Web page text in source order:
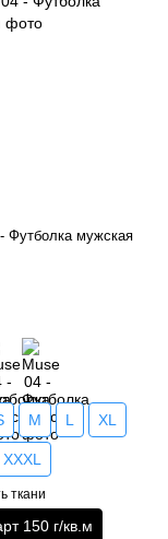
Футболка мужская
M L XL
XXXL
ткани
150 г/кв.м